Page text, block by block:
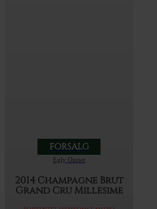
FORSALG
Egly Ouriet
2014 Champagne Brut
Grand Cru Millesime